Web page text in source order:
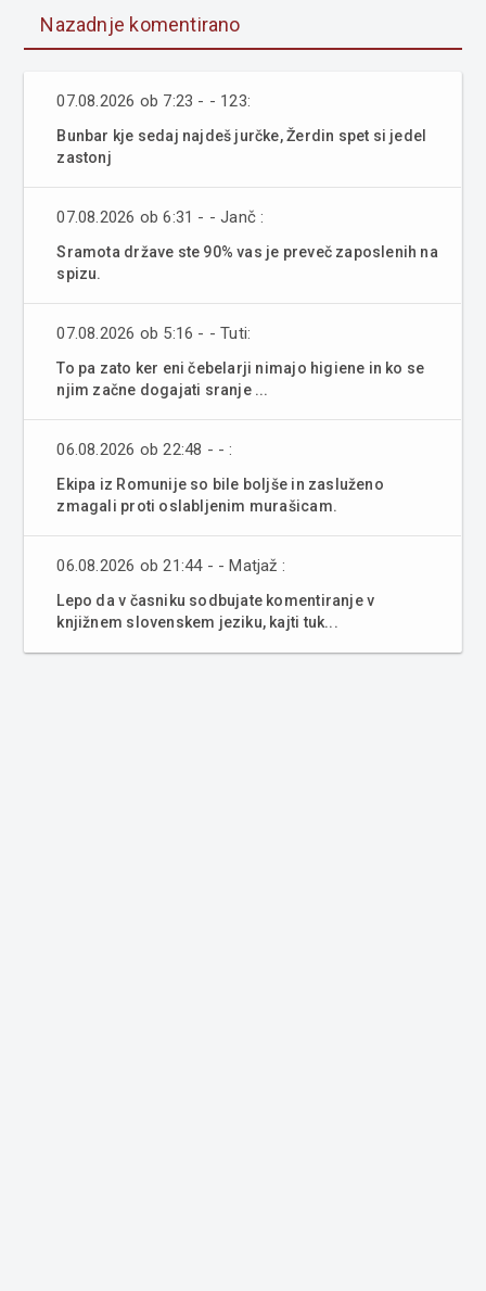
Nazadnje komentirano
07.08.2026 ob 7:23 - - 123:
Bunbar kje sedaj najdeš jurčke, Žerdin spet si jedel
zastonj
07.08.2026 ob 6:31 - - Janč :
Sramota države ste 90% vas je preveč zaposlenih na
spizu.
07.08.2026 ob 5:16 - - Tuti:
To pa zato ker eni čebelarji nimajo higiene in ko se
njim začne dogajati sranje ...
06.08.2026 ob 22:48 - - :
Ekipa iz Romunije so bile boljše in zasluženo
zmagali proti oslabljenim murašicam.
06.08.2026 ob 21:44 - - Matjaž :
Lepo da v časniku sodbujate komentiranje v
knjižnem slovenskem jeziku, kajti tuk...